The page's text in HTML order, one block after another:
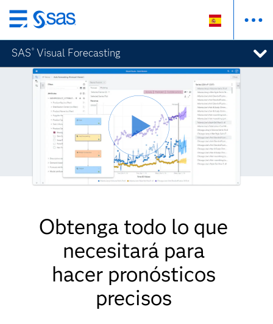
Ir
al
contenido
principal
SAS ® Visual Forecasting
Obtenga todo lo que
necesitará para
hacer pronósticos
precisos